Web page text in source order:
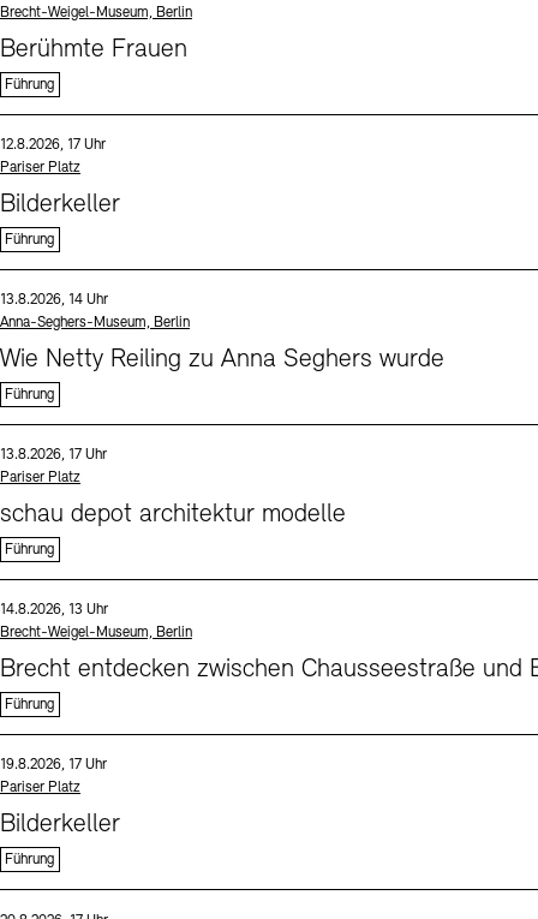
Standort
Brecht-Weigel-Museum, Berlin
Berühmte Frauen
Führung
Datum und Uhrzeit:
12.8.2026, 17 Uhr
Standort
Pariser Platz
Bilderkeller
Führung
Datum und Uhrzeit:
13.8.2026, 14 Uhr
Standort
Anna-Seghers-Museum, Berlin
Wie Netty Reiling zu Anna Seghers wurde
Führung
Datum und Uhrzeit:
13.8.2026, 17 Uhr
Standort
Pariser Platz
schau depot architektur modelle
Führung
Datum und Uhrzeit:
14.8.2026, 13 Uhr
Standort
Brecht-Weigel-Museum, Berlin
Brecht entdecken zwischen Chausseestraße und
Führung
Datum und Uhrzeit:
19.8.2026, 17 Uhr
Standort
Pariser Platz
Bilderkeller
Führung